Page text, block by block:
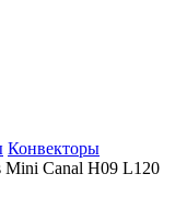
Конвекторы
Mini Canal H09 L120